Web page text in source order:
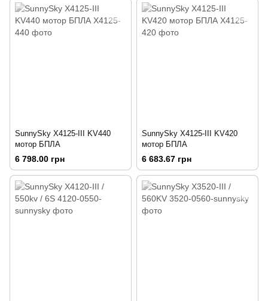
SunnySky X4125-III KV440
мотор БПЛА
6 798.00 грн
SunnySky X4125-III KV420
мотор БПЛА
6 683.67 грн